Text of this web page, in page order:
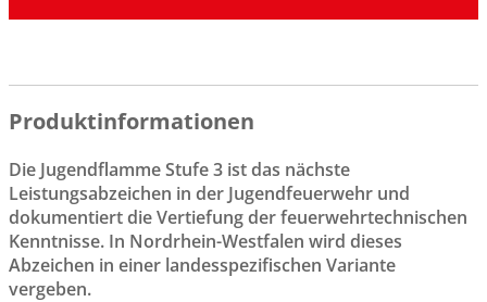
Produktinformationen
Die Jugendflamme Stufe 3 ist das nächste
Leistungsabzeichen in der Jugendfeuerwehr und
dokumentiert die Vertiefung der feuerwehrtechnischen
Kenntnisse. In Nordrhein-Westfalen wird dieses
Abzeichen in einer landesspezifischen Variante
vergeben.